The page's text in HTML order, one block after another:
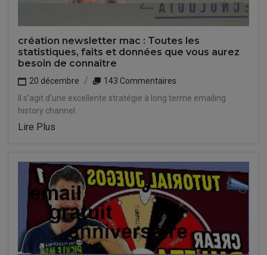
création newsletter mac : Toutes les
statistiques, faits et données que vous aurez
besoin de connaître
20 décembre
143 Commentaires
Il s'agit d'une excellente stratégie à long terme emailing
history channel.
Lire Plus